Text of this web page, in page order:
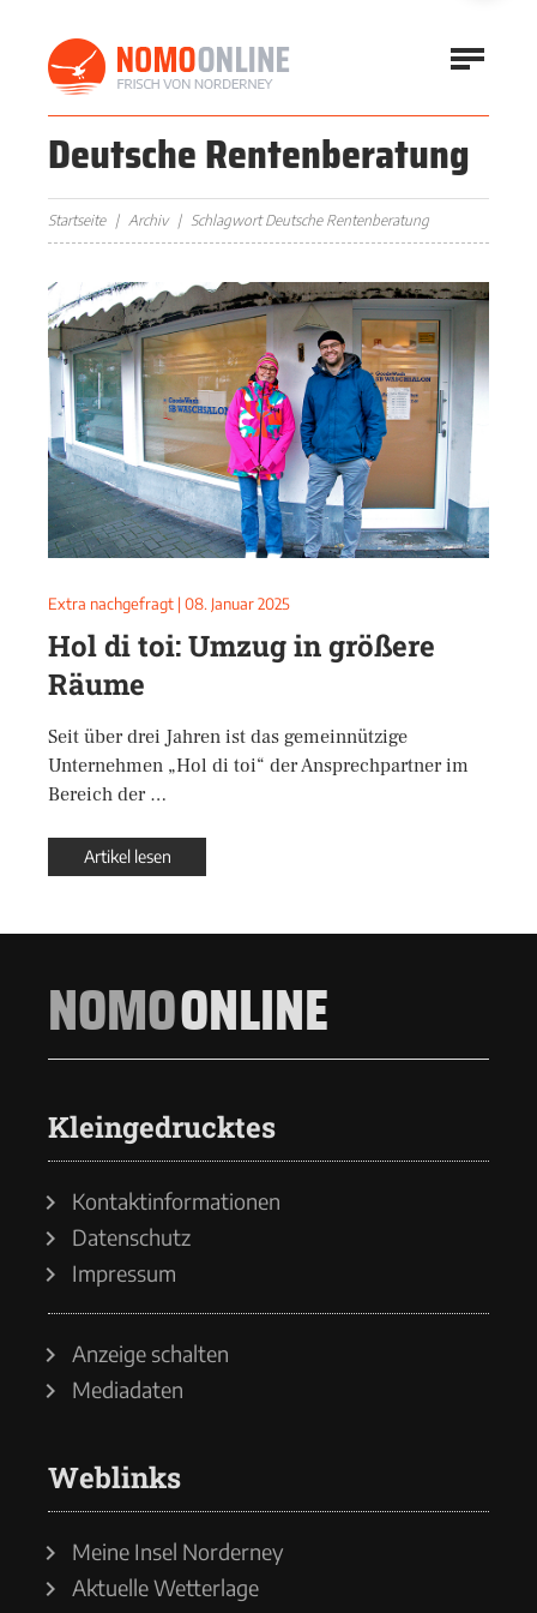
Deutsche Rentenberatung
Startseite Archiv Schlagwort Deutsche Rentenberatung
Extra nachgefragt | 08. Januar 2025
Hol di toi: Umzug in größere
Räume
Seit über drei Jahren ist das gemeinnützige
Unternehmen „Hol di toi“ der Ansprechpartner im
Bereich der …
Artikel lesen
NOMOONLINE
Kleingedrucktes
Kontaktinformationen
Datenschutz
Impressum
Anzeige schalten
Mediadaten
Weblinks
Meine Insel Norderney
Aktuelle Wetterlage